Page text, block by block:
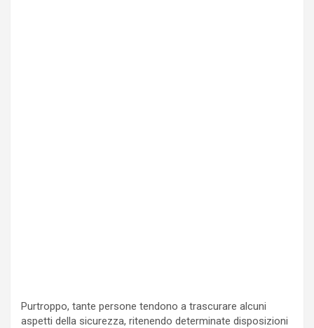
Purtroppo, tante persone tendono a trascurare alcuni
aspetti della sicurezza, ritenendo determinate disposizioni